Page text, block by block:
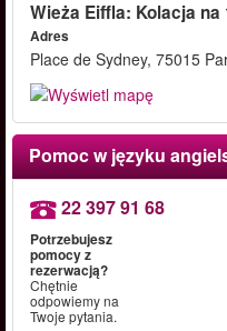
Wieża Eiffla: Kolacja na
Adres
Place de Sydney, 75015
Pomoc w języku
22 397 91 68
Potrzebujesz
pomocy z
rezerwacją?
Chętnie
odpowiemy na
Twoje pytania.